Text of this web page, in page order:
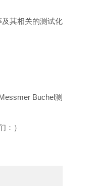
其相关的测试化
Buchel测
：）